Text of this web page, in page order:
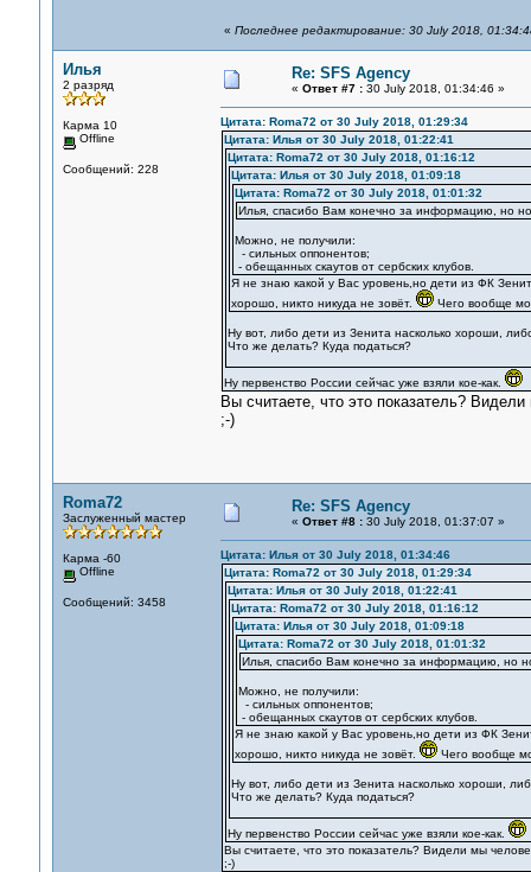
« Последнее редактирование: 30 July 2018,
Илья
2 разряд
Карма 10
Offline
Сообщений: 228
Re: SFS Agency
« Ответ #7 :30 July 2018, 01:34:46 »
Цитата: Roma72 от 30 July 2018, 01:29:34
Цитата: Илья от 30 July 2018, 01:22:41
Цитата: Roma72 от 30 July 2018, 01:16:12
Цитата: Илья от 30 July 2018, 01:09:18
Цитата: Roma72 от 30 July 2018, 01:01:32
Илья, спасибо Вам конечно за информацию, но
Можно, не получили:
- сильных оппонентов;
- обещанных скаутов от сербских клубов.
Я не знаю какой у Вас уровень,но дети из ФК
хорошо, никто никуда не зовёт.
Чего вообще
Ну вот, либо дети из Зенита насколько хороши,
Что же делать? Куда податься?
Ну первенство России сейчас уже взяли кое-как.
Вы считаете, что это показатель?
;-)
Roma72
Заслуженный мастер
Карма -60
Offline
Сообщений: 3458
Re: SFS Agency
« Ответ #8 :30 July 2018, 01:37:07 »
Цитата: Илья от 30 July 2018, 01:34:46
Цитата: Roma72 от 30 July 2018, 01:29:34
Цитата: Илья от 30 July 2018, 01:22:41
Цитата: Roma72 от 30 July 2018, 01:16:12
Цитата: Илья от 30 July 2018, 01:09:18
Цитата: Roma72 от 30 July 2018, 01:01:32
Илья, спасибо Вам конечно за информацию, но
Можно, не получили:
- сильных оппонентов;
- обещанных скаутов от сербских клубов.
Я не знаю какой у Вас уровень,но дети из ФК
хорошо, никто никуда не зовёт.
Чего вообще
Ну вот, либо дети из Зенита насколько хороши,
Что же делать? Куда податься?
Ну первенство России сейчас уже взяли кое-как.
Вы считаете, что это показатель? Видели мы
;-)